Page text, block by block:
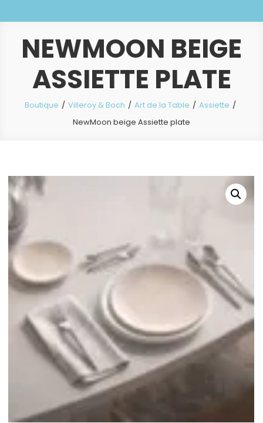
NEWMOON BEIGE
ASSIETTE PLATE
Boutique Villeroy & Boch Art de la Table
Assiette
NewMoon beige Assiette plate